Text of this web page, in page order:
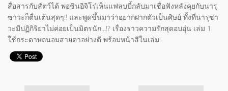
สื่อสารกับสัตว์ได้ พอชินอิจิโร่เห็นแฟลบบี้กลับมาเชื่อฟังหลังคุยกับนารุ
ซาวะก็ตื่นเต้นสุดๆ!! และพูดขึ้นมาว่าอยากฝากตัวเป็นศิษย์ ทั้งที่นารุซา
วะมีปฏิกิริยาไม่ค่อยเป็นมิตรนัก...!? เรื่องราวความรักสุดอบอุ่น เล่ม 1
ใช้กระดาษถนอมสายตาอย่างดี พร้อมหน้าสีในเล่ม!